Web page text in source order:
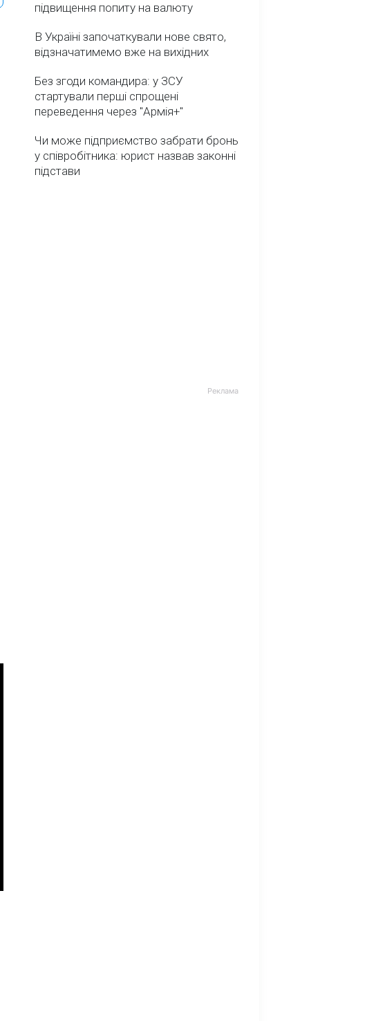
підвищення попиту на валюту
В Україні започаткували нове свято,
відзначатимемо вже на вихідних
Без згоди командира: у ЗСУ
стартували перші спрощені
переведення через "Армія+"
Чи може підприємство забрати бронь
у співробітника: юрист назвав законні
підстави